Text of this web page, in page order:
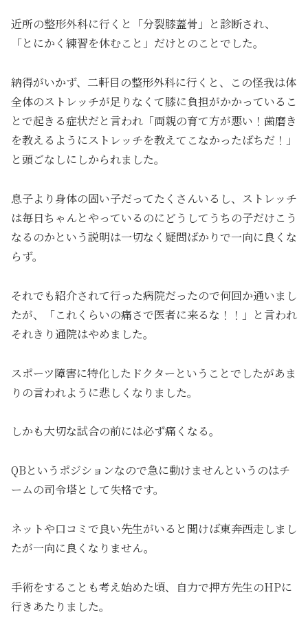
近所の整形外科に行くと「分裂膝蓋骨」と診断され、
「とにかく練習を休むこと」だけとのことでした。
納得がいかず、二軒目の整形外科に行くと、この怪我は体
全体のストレッチが足りなくて膝に負担がかかっているこ
とで起きる症状だと言われ「両親の育て方が悪い！歯磨き
を教えるようにストレッチを教えてこなかったばちだ！」
と頭ごなしにしかられました。
息子より身体の固い子だってたくさんいるし、ストレッチ
は毎日ちゃんとやっているのにどうしてうちの子だけこう
なるのかという説明は一切なく疑問ばかりで一向に良くな
らず。
それでも紹介されて行った病院だったので何回か通いまし
たが、「これくらいの痛さで医者に来るな！！」と言われ
それきり通院はやめました。
スポーツ障害に特化したドクターということでしたがあま
りの言われように悲しくなりました。
しかも大切な試合の前には必ず痛くなる。
QBというポジションなので急に動けませんというのはチ
ームの司令塔として失格です。
ネットや口コミで良い先生がいると聞けば東奔西走しまし
たが一向に良くなりません。
手術をすることも考え始めた頃、自力で押方先生のHPに
行きあたりました。